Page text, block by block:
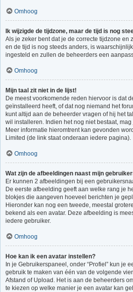
Omhoog
Ik wijzigde de tijdzone, maar de tijd is nog
Als je zeker bent dat je de correcte tijdzone en
en de tijd is nog steeds anders, is
ingesteld en zullen de beheerders een
Omhoog
Mijn taal zit niet in de lijst!
De meest voorkomende reden hiervoor is dat
geïnstalleerd heeft, of dat nog niemand het
kunt altijd aan de beheerder vragen of hij het
wil installeren. Indien het nog niet bestaat,
Meer informatie hieromtrent kan gevonden
Limited (de link staat onderaan iedere pagina).
Omhoog
Wat zijn de afbeeldingen naast mijn
Er kunnen 2 afbeeldingen bij een
De eerste afbeelding geeft aan welke rang je
blokjes die aangeven hoeveel berichten je
Hieronder kan nog een tweede, meestal
bekend als een avatar. Deze afbeelding is
iedere gebruiker.
Omhoog
Hoe kan ik een avatar instellen?
In je Gebruikerspaneel, onder “Profiel” kun je
gebruik te maken van één van de volgende
Afstand of Upload. Het is aan de beheerders
te kiezen op welke manier je een avatar kan